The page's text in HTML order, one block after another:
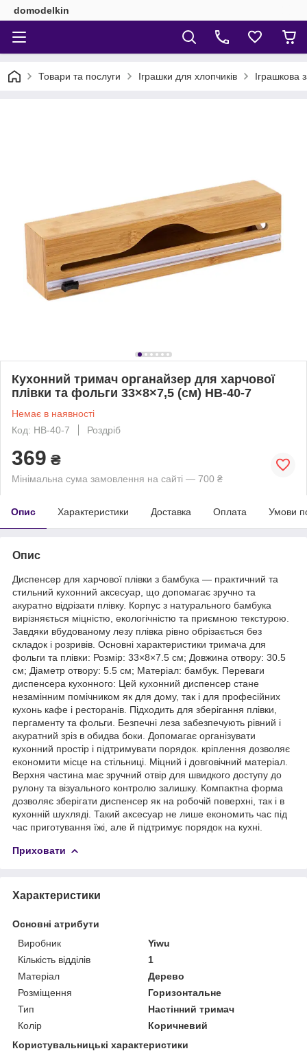
domodelkin
Товари та послуги Іграшки для хлопчиків Іграшкова
Кухонний тримач органайзер для харчової
плівки та фольги 33×8×7,5 (см) HB-40-7
Немає в наявності
Код: HB-40-7
Роздріб
369 ₴
Мінімальна сума замовлення на сайті — 700 ₴
Опис Характеристики Доставка Оплата Умови
Опис
Диспенсер для харчової плівки з бамбука — практичний та
стильний кухонний аксесуар, що допомагає зручно та
акуратно відрізати плівку. Корпус з натурального бамбука
вирізняється міцністю, екологічністю та приємною текстурою.
Завдяки вбудованому лезу плівка рівно обрізається без
складок і розривів. Основні характеристики тримача для
фольги та плівки: Розмір: 33×8×7.5 см; Довжина отвору: 30.5
см; Діаметр отвору: 5.5 см; Матеріал: бамбук. Переваги
диспенсера кухонного: Цей кухонний диспенсер стане
незамінним помічником як для дому, так і для професійних
кухонь кафе і ресторанів. Підходить для зберігання плівки,
пергаменту та фольги. Безпечні леза забезпечують рівний і
акуратний зріз в обидва боки. Допомагає організувати
кухонний простір і підтримувати порядок. кріплення дозволяє
економити місце на стільниці. Міцний і довговічний матеріал.
Верхня частина має зручний отвір для швидкого доступу до
рулону та візуального контролю залишку. Компактна форма
дозволяє зберігати диспенсер як на робочій поверхні, так і в
кухонній шухляді. Такий аксесуар не лише економить час під
час приготування їжі, але й підтримує порядок на кухні.
Приховати
Характеристики
Основні атрибути
Виробник
Yiwu
Кількість відділів
1
Матеріал
Дерево
Розміщення
Горизонтальне
Тип
Настінний тримач
Колір
Коричневий
Користувальницькі характеристики